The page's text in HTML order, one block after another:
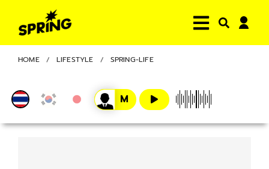
HOME LIFESTYLE SPRING-LIFE